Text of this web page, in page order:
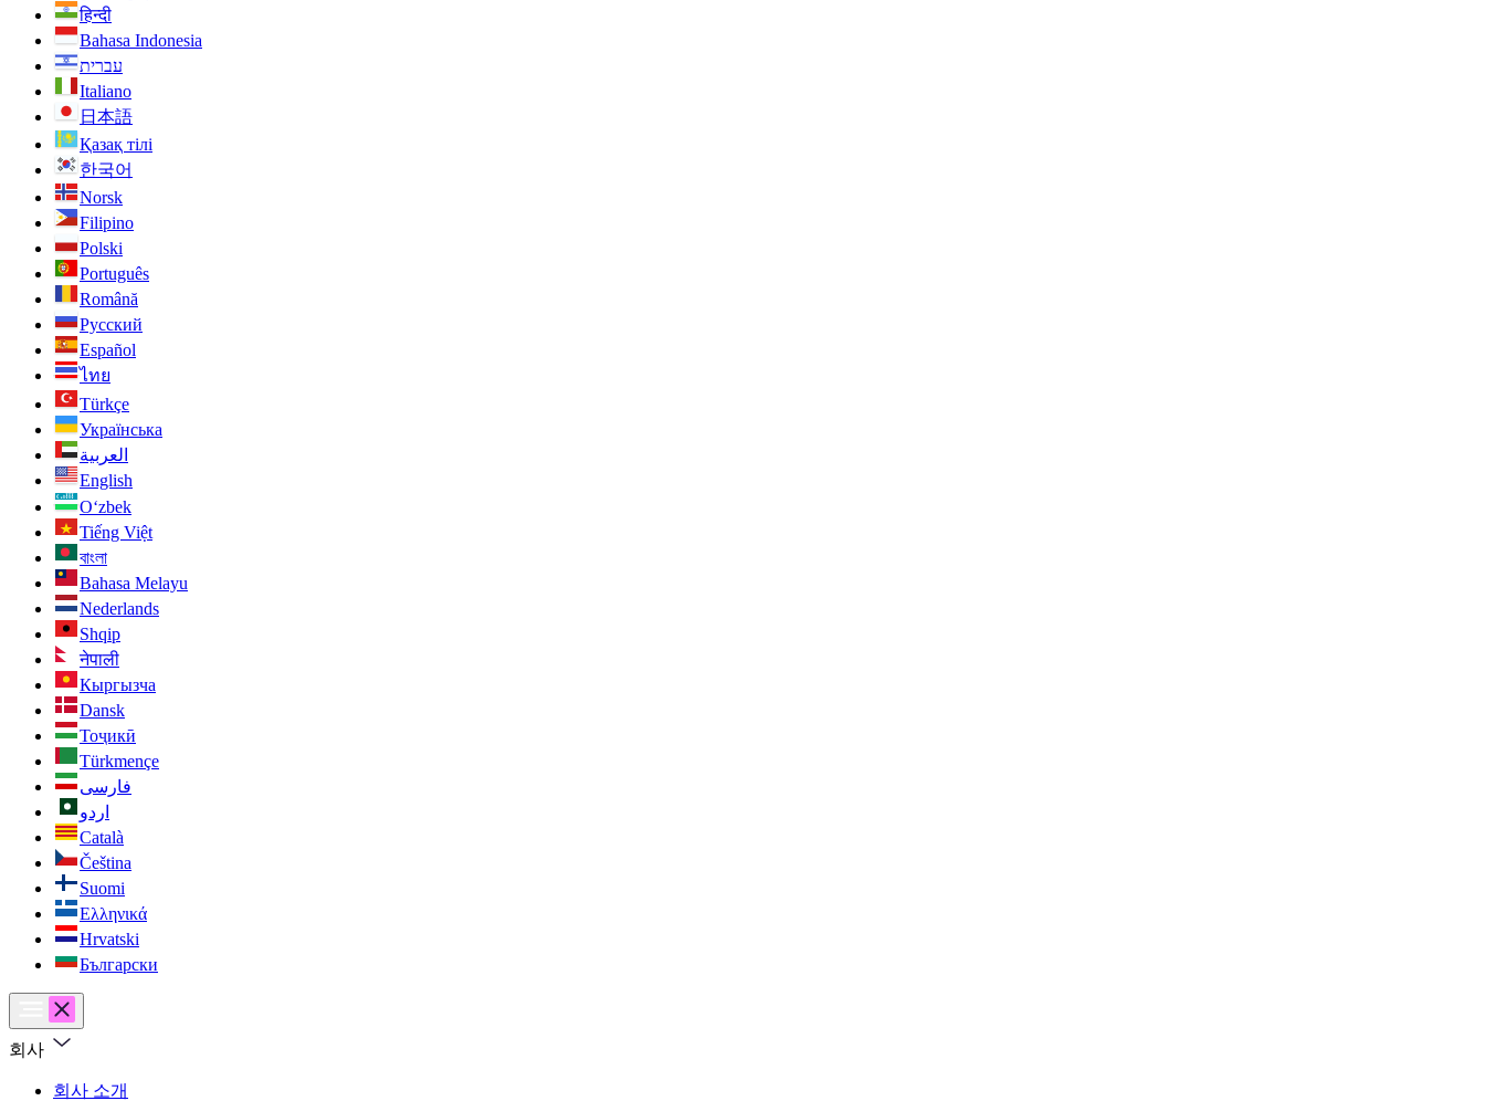
हिन्दी
Bahasa Indonesia
עברית
Italiano
日本語
Қазақ тілі
한국어
Norsk
Filipino
Polski
Português
Română
Русский
Español
ไทย
Türkçe
Українська
العربية
English
O‘zbek
Tiếng Việt
বাংলা
Bahasa Melayu
Nederlands
Shqip
नेपाली
Кыргызча
Dansk
Тоҷикӣ
Türkmençe
فارسی
اردو
Català
Čeština
Suomi
Ελληνικά
Hrvatski
Български
회사
회사 소개